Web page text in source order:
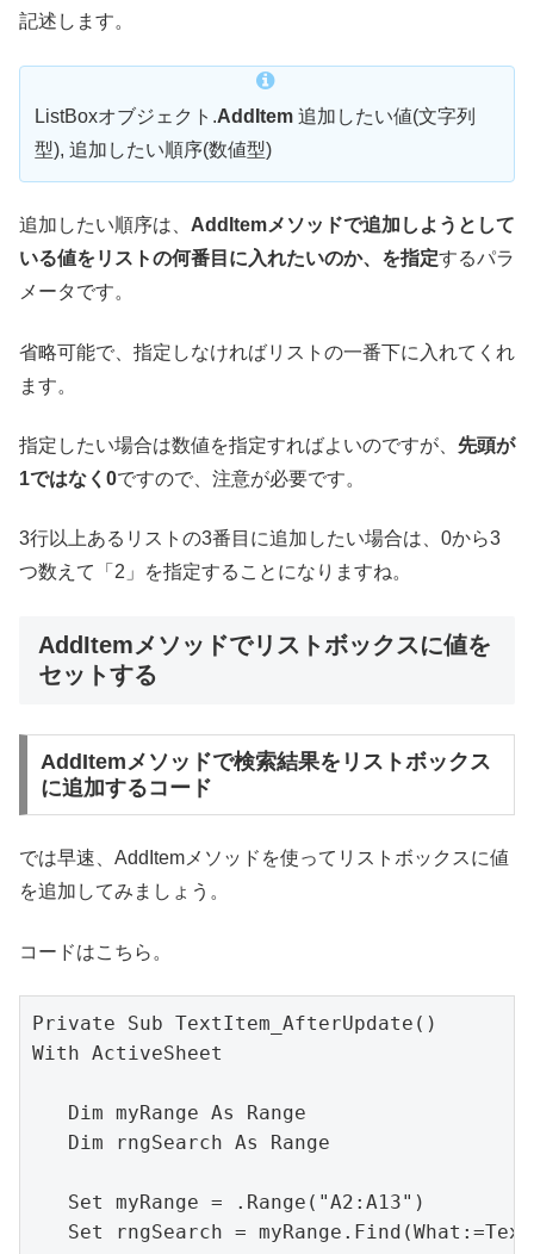
記述します。
ListBoxオブジェクト.AddItem 追加したい値(文字列
型), 追加したい順序(数値型)
追加したい順序は、 AddItemメソッドで追加しようとして
いる値をリストの何番目に入れたいのか、を指定するパラ
メータです。
省略可能で、指定しなければリストの一番下に入れてくれ
ます。
指定したい場合は数値を指定すればよいのですが、 先頭が
1ではなく0ですので、注意が必要です。
3行以上あるリストの3番目に追加したい場合は、0から3
つ数えて「2」を指定することになりますね。
AddItemメソッドでリストボックスに値を
セットする
AddItemメソッドで検索結果をリストボックス
に追加するコード
では早速、AddItemメソッドを使ってリストボックスに値
を追加してみましょう。
コードはこちら。
Private Sub TextItem_AfterUpdate()
With ActiveSheet
   Dim myRange As Range
Dim rngSearch As Range
Set myRange = .Range("A2:A13")
Set rngSearch =